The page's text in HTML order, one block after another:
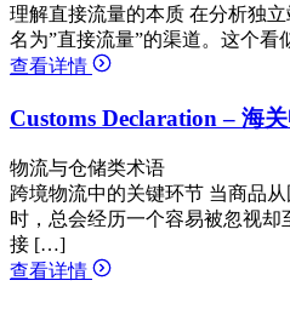
理解直接流量的本质 在分析独
名为”直接流量”的渠道。这个
查看详情
Customs Declaration – 海
物流与仓储类术语
跨境物流中的关键环节 当商品
时，总会经历一个容易被忽视
接 […]
查看详情